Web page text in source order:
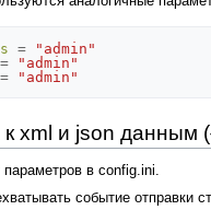
=
"admin"
=
"admin"
= "admin"
xml и json данным
в config.ini.
событие отправки